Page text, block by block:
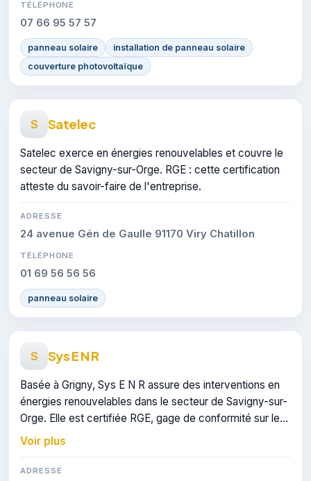
TÉLÉPHONE
07 66 95 57 57
panneau solaire
installation de panneau solaire
couverture photovoltaïque
S Satelec
Satelec exerce en énergies renouvelables et couvre le
secteur de Savigny-sur-Orge. RGE : cette certification
atteste du savoir-faire de l'entreprise.
ADRESSE
24 avenue Gén de Gaulle 91170 Viry Chatillon
TÉLÉPHONE
01 69 56 56 56
panneau solaire
S Sys E N R
Basée à Grigny, Sys E N R assure des interventions en
énergies renouvelables dans le secteur de Savigny-sur-
Orge. Elle est certifiée RGE, gage de conformité sur les
interventions réalisées.
Voir plus
ADRESSE